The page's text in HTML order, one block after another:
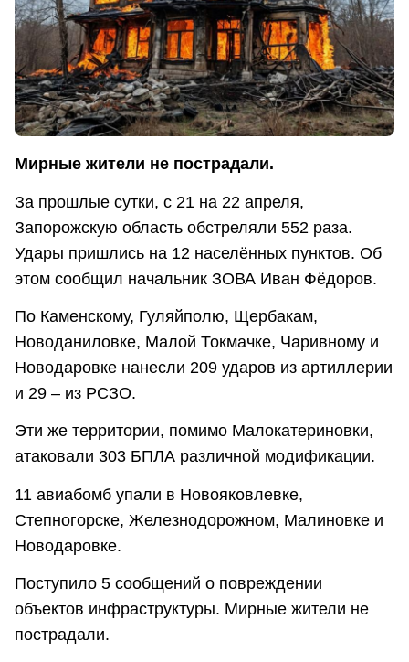
Мирные жители не пострадали.
За прошлые сутки, с 21 на 22 апреля,
Запорожскую область обстреляли 552 раза.
Удары пришлись на 12 населённых пунктов. Об
этом сообщил начальник ЗОВА Иван Фёдоров.
По Каменскому, Гуляйполю, Щербакам,
Новоданиловке, Малой Токмачке, Чаривному и
Новодаровке нанесли 209 ударов из артиллерии
и 29 – из РСЗО.
Эти же территории, помимо Малокатериновки,
атаковали 303 БПЛА различной модификации.
11 авиабомб упали в Новояковлевке,
Степногорске, Железнодорожном, Малиновке и
Новодаровке.
Поступило 5 сообщений о повреждении
объектов инфраструктуры. Мирные жители не
пострадали.